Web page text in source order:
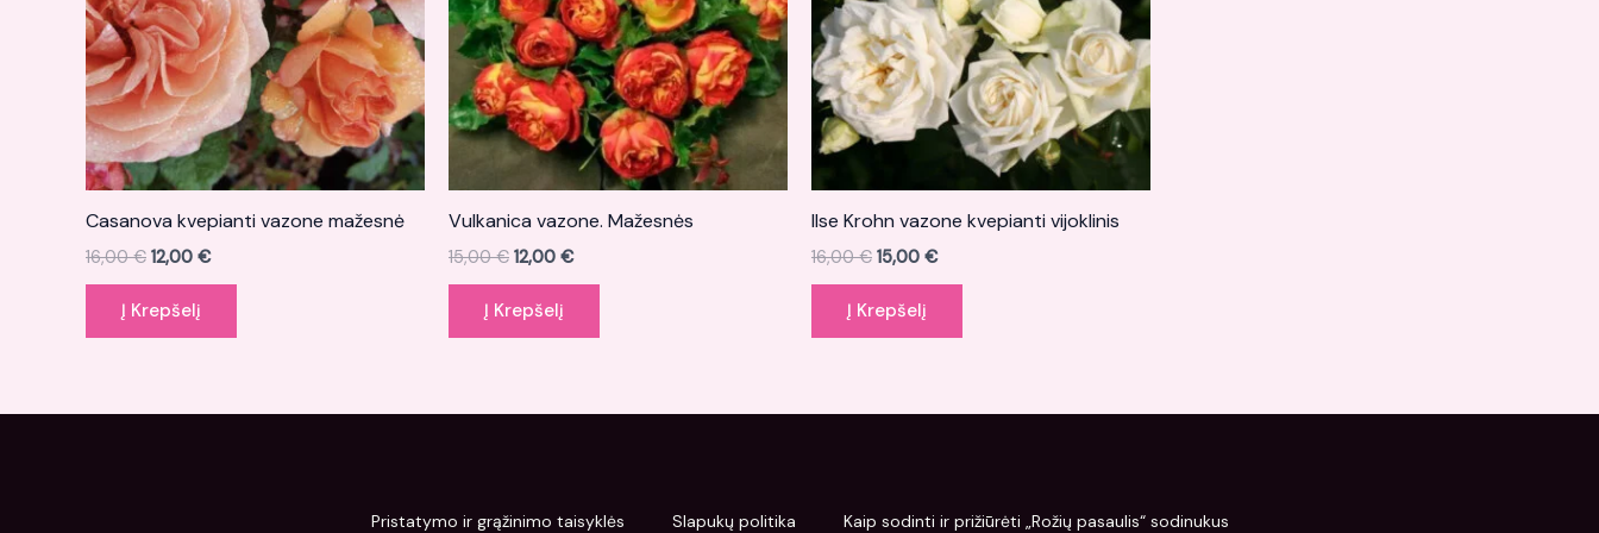
Casanova kvepianti vazone mažesnė
16,00€ 12,00 €
Į Krepšelį
Vulkanica vazone. Mažesnės
15,00€ 12,00 €
Į Krepšelį
Ilse Krohn vazone kvepianti vijoklinis
16,00€ 15,00 €
Į Krepšelį
Pristatymo ir grąžinimo taisyklės Slapukų politika Kaip sodinti ir prižiūrėti „Rožių pasaulis“ sodinukus